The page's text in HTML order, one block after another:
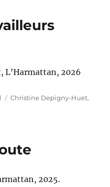
L’Harmattan, 2026
Étiquettes
Christine Depigny-Huet,
2025.